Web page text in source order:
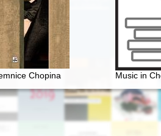
biografów i krytyków literackich
Chopina Music in